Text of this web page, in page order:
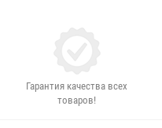
Гарантия качества всех
товаров!